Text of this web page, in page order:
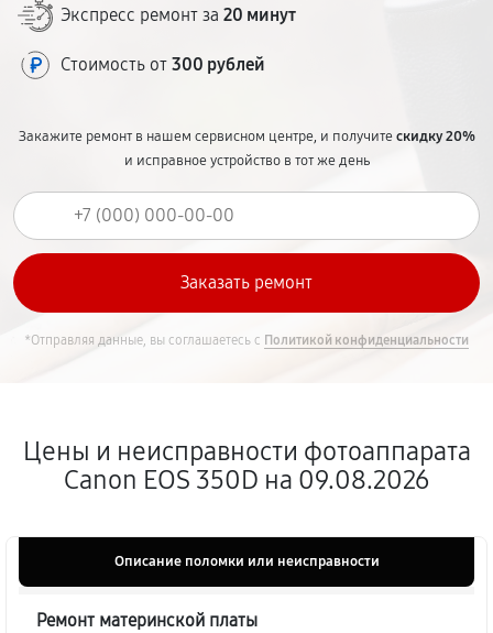
Экспресс ремонт за 20 минут
Стоимость от 300 рублей
Закажите ремонт в нашем сервисном центре, и получитескидку 20%
и исправное устройство в тот же день
*Отправляя данные, вы соглашаетесь с Политикой конфиденциальности
Цены и неисправности фотоаппарата
Canon EOS 350D на 09.08.2026
Описание поломки или неисправности
Ремонт материнской платы